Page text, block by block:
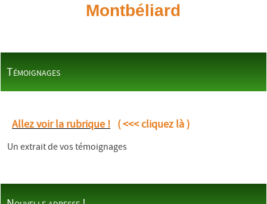
Montbéliard
Témoignages
Allez voir la rubrique ! ( <<< cliquez là )
Un extrait de vos témoignages